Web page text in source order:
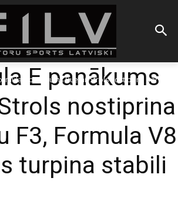
E panākums Buemi, Strols nostiprina pārsvaru
E panākums
nostiprina
F3, Formula V8
turpina stabili